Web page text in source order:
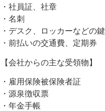
・社員証、社章
・名刺
・デスク、ロッカーなどの鍵
・前払いの交通費、定期券
【会社からの主な受領物】
・雇用保険被保険者証
・源泉徴収票
・年金手帳